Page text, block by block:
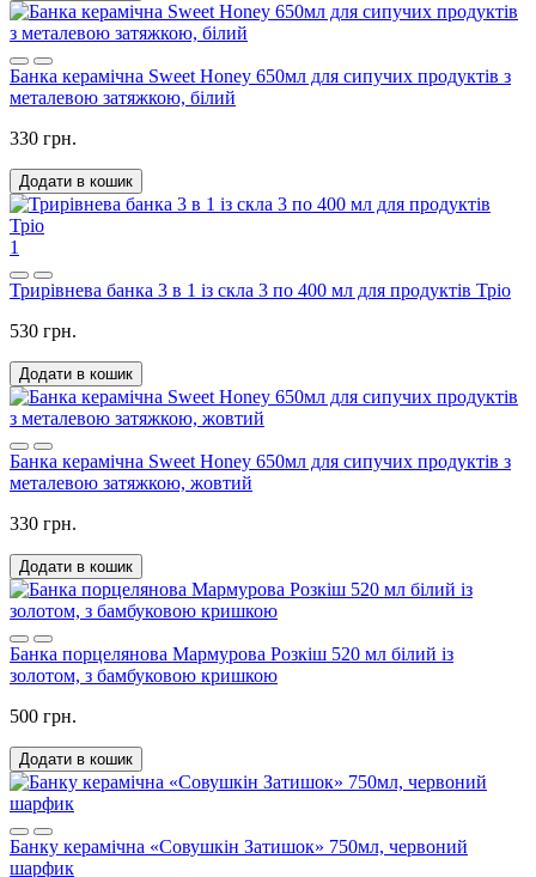
Банка керамічна Sweet Honey 650мл для сипучих продуктів з
металевою затяжкою, білий
330 грн.
Додати в кошик
1
Трирівнева банка 3 в 1 із скла 3 по 400 мл для продуктів Тріо
530 грн.
Додати в кошик
Банка керамічна Sweet Honey 650мл для сипучих продуктів з
металевою затяжкою, жовтий
330 грн.
Додати в кошик
Банка порцелянова Мармурова Розкіш 520 мл білий із
золотом, з бамбуковою кришкою
500 грн.
Додати в кошик
Банку керамічна «Совушкін Затишок» 750мл, червоний
шарфик